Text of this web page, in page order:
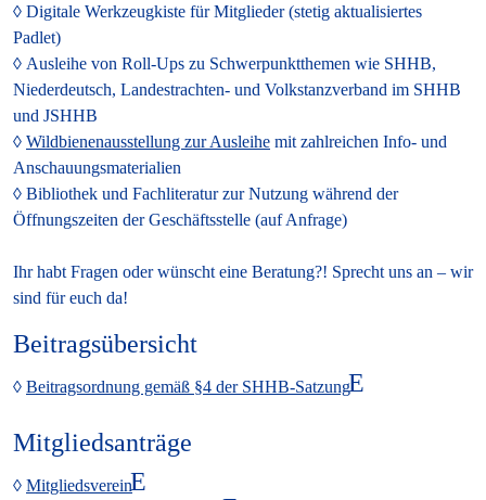
Digitale Werkzeugkiste für Mitglieder (stetig aktualisiertes
Padlet)
Ausleihe von Roll-Ups zu Schwerpunktthemen wie SHHB,
Niederdeutsch, Landestrachten- und Volkstanzverband im SHHB
und JSHHB
Wildbienen­ausstellung zur Ausleihe mit zahlreichen Info- und
Anschauungsmaterialien
Bibliothek und Fachliteraturzur Nutzung während der
Öffnungszeiten der Geschäftsstelle (auf Anfrage)
Ihr habt Fragen oder wünscht eine Beratung?! Sprecht uns an – wir
sind für euch da!
Beitragsübersicht
Beitragsordnung gemäß §4 der SHHB-Satzung
Mitgliedsanträge
Mitgliedsverein